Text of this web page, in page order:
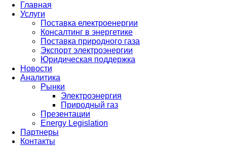
Главная
Услуги
Поставка електроенергии
Консалтинг в энергетике
Поставка природного газа
Экспорт электроэнергии
Юридическая поддержка
Новости
Аналитика
Рынки
Электроэнергия
Природный газ
Презентации
Energy Legislation
Партнеры
Контакты